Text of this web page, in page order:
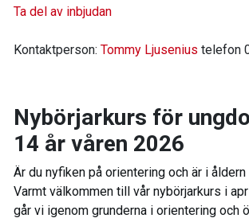
Ta del av inbjudan
Kontaktperson: Tommy Ljusenius telefon
Nybörjarkurs för
14 år våren 2026
Är du nyfiken på orientering och är i
Varmt välkommen till vår nybörjarkurs i
går vi igenom grunderna i orientering och